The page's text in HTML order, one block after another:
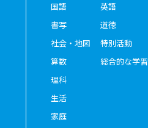
国語
書写
社会・地図
算数
理科
生活
家庭
英語
道徳
特別活動
総合的な学習